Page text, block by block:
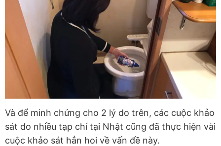
Và để minh chứng cho 2 lý do trên, các cuộc khảo
sát do nhiều tạp chí tại Nhật cũng đã thực hiện vài
cuộc khảo sát hẳn hoi về vấn đề này.